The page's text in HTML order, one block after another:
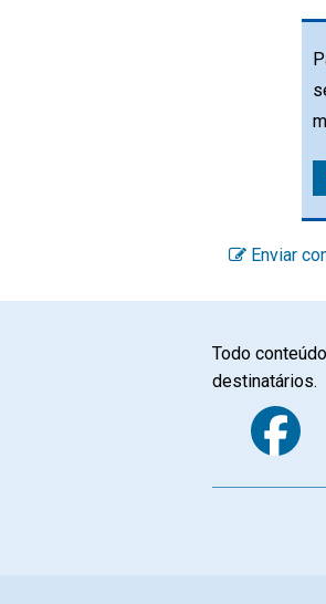
Enviar
Todo
destinatários.